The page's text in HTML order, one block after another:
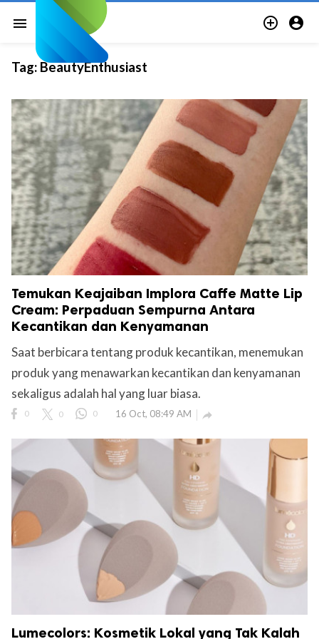
menu  
Tag: BeautyEnthusiast
Temukan Keajaiban Implora Caffe Matte Lip
Cream: Perpaduan Sempurna Antara
Kecantikan dan Kenyamanan
Saat berbicara tentang produk kecantikan, menemukan
produk yang menawarkan kecantikan dan kenyamanan
sekaligus adalah hal yang luar biasa.
0 0 0 16 Oct, 08:49 AM 
Lumecolors: Kosmetik Lokal yang Tak Kalah